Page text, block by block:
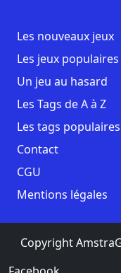
Les nouveaux jeux
Les jeux populaires
Un jeu au hasard
Les Tags de A à Z
Les tags populaires
Contact
CGU
Mentions légales
Copyright